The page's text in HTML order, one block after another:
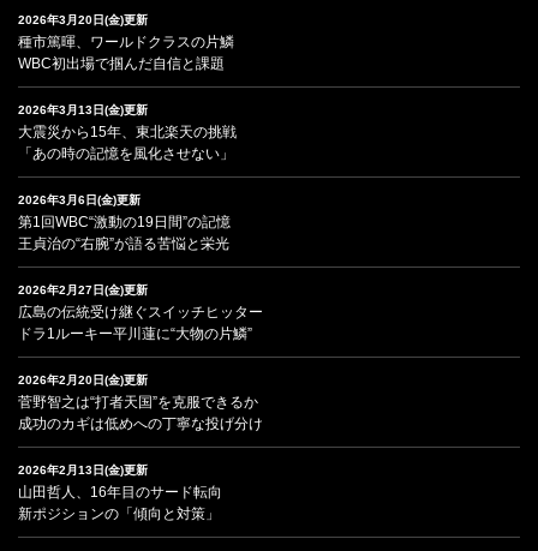
2026年3月20日(金)更新
種市篤暉、ワールドクラスの片鱗
WBC初出場で掴んだ自信と課題
2026年3月13日(金)更新
大震災から15年、東北楽天の挑戦
「あの時の記憶を風化させない」
2026年3月6日(金)更新
第1回WBC“激動の19日間”の記憶
王貞治の“右腕”が語る苦悩と栄光
2026年2月27日(金)更新
広島の伝統受け継ぐスイッチヒッター
ドラ1ルーキー平川蓮に“大物の片鱗”
2026年2月20日(金)更新
菅野智之は“打者天国”を克服できるか
成功のカギは低めへの丁寧な投げ分け
2026年2月13日(金)更新
山田哲人、16年目のサード転向
新ポジションの「傾向と対策」